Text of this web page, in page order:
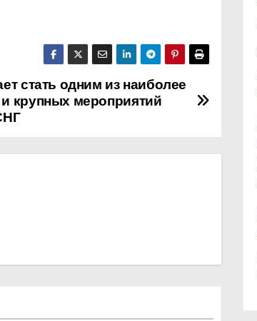
стать одним из наиболее
крупных мероприятий